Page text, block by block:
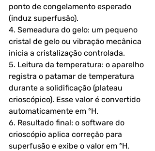
ponto de congelamento esperado
(induz superfusão).
4. Semeadura do gelo: um pequeno
cristal de gelo ou vibração mecânica
inicia a cristalização controlada.
5. Leitura da temperatura: o aparelho
registra o patamar de temperatura
durante a solidificação (plateau
crioscópico). Esse valor é convertido
automaticamente em ºH.
6. Resultado final: o software do
crioscópio aplica correção para
superfusão e exibe o valor em ºH,